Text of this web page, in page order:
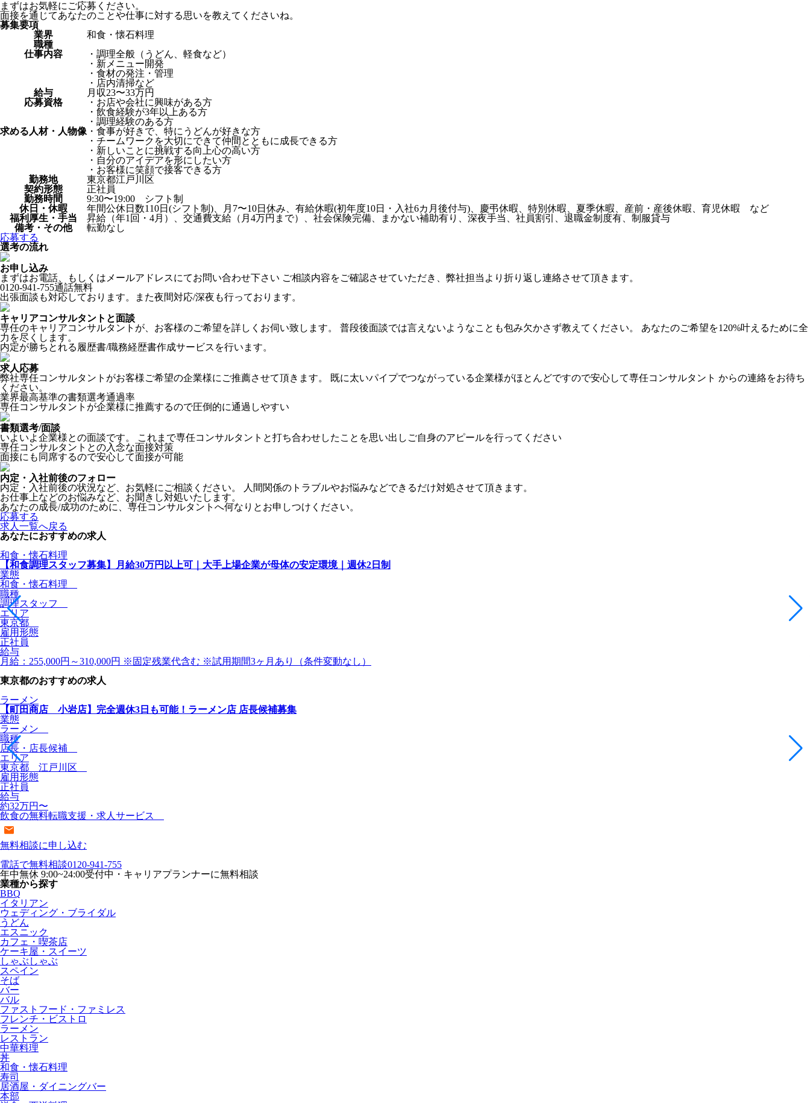
まずはお気軽にご応募ください。
面接を通じてあなたのことや仕事に対する思いを教えてくださいね。
募集要項
業界
和食・懐石料理
職種
仕事内容
・調理全般（うどん、軽食など）
・新メニュー開発
・食材の発注・管理
・店内清掃など
給与
月収23〜33万円
応募資格
・お店や会社に興味がある方
・飲食経験が3年以上ある方
・調理経験のある方
求める人材・人物像 ・食事が好きで、特にうどんが好きな方
・チームワークを大切にできて仲間とともに成長できる方
・新しいことに挑戦する向上心の高い方
・自分のアイデアを形にしたい方
・お客様に笑顔で接客できる方
勤務地
東京都江戸川区
契約形態
正社員
勤務時間
9:30〜19:00 シフト制
休日・休暇
年間公休日数110日(シフト制)、月7〜10日休み、有給休暇(初年度10日・入社6カ月後付与)、慶弔休暇、特別休暇、夏季休暇、産前・産後休暇、育児休暇 など
福利厚生・手当
昇給（年1回・4月）、交通費支給（月4万円まで）、社会保険完備、まかない補助有り、深夜手当、社員割引、退職金制度有、制服貸与
備考・その他
転勤なし
応募する
選考の流れ
お申し込み
まずはお電話、もしくはメールアドレスにてお問い合わせ下さい ご相談内容をご確認させていただき、弊社担当より折り返し連絡させて頂きます。
0120-941-755通話無料
出張面談も対応しております。また夜間対応/深夜も行っております。
キャリアコンサルタントと面談
専任のキャリアコンサルタントが、お客様のご希望を詳しくお伺い致します。 普段後面談では言えないようなことも包み欠かさず教えてください。 あなたのご希望を120%叶えるために全
力を尽くします。
内定が勝ちとれる履歴書/職務経歴書作成サービスを行います。
求人応募
弊社専任コンサルタントがお客様ご希望の企業様にご推薦させて頂きます。 既に太いパイプでつながっている企業様がほとんどですので安心して専任コンサルタント からの連絡をお待ち
ください。
業界最高基準の書類選考通過率
専任コンサルタントが企業様に推薦するので圧倒的に通過しやすい
書類選考/面談
いよいよ企業様との面談です。 これまで専任コンサルタントと打ち合わせしたことを思い出しご自身のアピールを行ってください
専任コンサルタントとの入念な面接対策
面接にも同席するので安心して面接が可能
内定・入社前後のフォロー
内定・入社前後の状況など、お気軽にご相談ください。 人間関係のトラブルやお悩みなどできるだけ対処させて頂きます。
お仕事上などのお悩みなど、お聞きし対処いたします。
あなたの成長/成功のために、専任コンサルタントへ何なりとお申しつけください。
応募する
求人一覧へ戻る
あなたにおすすめの求人
和食・懐石料理
【和食調理スタッフ募集】月給30万円以上可｜大手上場企業が母体の安定環境｜週休2日制
業態
和食・懐石料理
職種
調理スタッフ
エリア
東京都
雇用形態
正社員
給与
月給：255,000円～310,000円 ※固定残業代含む ※試用期間3ヶ月あり（条件変動なし）
東京都のおすすめの求人
ラーメン
【町田商店 小岩店】完全週休3日も可能！ラーメン店 店長候補募集
業態
ラーメン
職種
店長・店長候補
エリア
東京都 江戸川区
雇用形態
正社員
給与
約32万円〜
飲食の無料転職支援・求人サービス
無料相談に申し込む
電話で無料相談0120-941-755
年中無休 9:00~24:00受付中・キャリアプランナーに無料相談
業種から探す
BBQ
イタリアン
ウェディング・ブライダル
うどん
エスニック
カフェ・喫茶店
ケーキ屋・スイーツ
しゃぶしゃぶ
スペイン
そば
バー
バル
ファストフード・ファミレス
フレンチ・ビストロ
ラーメン
レストラン
中華料理
丼
和食・懐石料理
寿司
居酒屋・ダイニングバー
本部